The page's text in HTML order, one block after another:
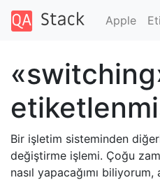
Apple
Bir işletim sisteminden
değiştirme işlemi. Çoğu
nasıl yapacağımı